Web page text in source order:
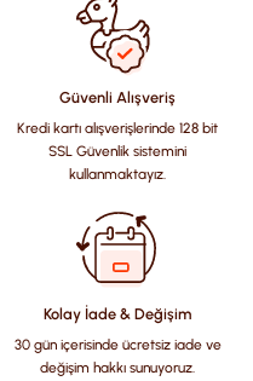
öneri formunu
bulunuyor.
olmalı.
Güvenli Alışveriş
Kredi kartı alışverişlerinde 128 bit
SSL Güvenlik sistemini
kullanmaktayız.
Kolay İade & Değişim
30 gün içerisinde ücretsiz iade ve
değişim hakkı sunuyoruz.